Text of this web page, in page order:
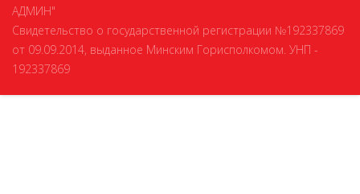
АДМИН"
Свидетельство о государственной регистрации №192337869
от 09.09.2014, выданное Минским Горисполкомом. УНП -
192337869